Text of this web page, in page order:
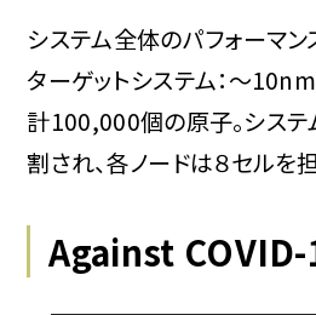
システム全体のパフォーマ
ターゲットシステム：～
計100,000個の原子。シス
割され、各ノードは８セルを
Against